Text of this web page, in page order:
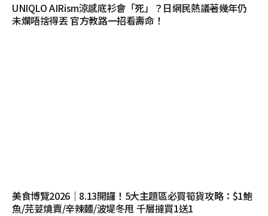
UNIQLO AIRism涼感底衫會「死」？日網民熱議著幾年仍
未爛唔捨得丟 官方教路一招看壽命！
美食博覽2026｜8.13開鑼！5大主題區必買筍貨攻略：$1鮑
魚/芫荽燒賣/辛辣麵/波堤冬甩 千層撻買1送1